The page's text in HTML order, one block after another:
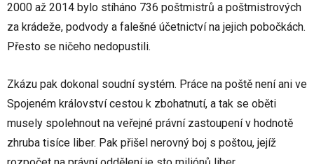
2000 až 2014 bylo stíháno 736 poštmistrů a poštmistrových
za krádeže, podvody a falešné účetnictví na jejich pobočkách.
Přesto se ničeho nedopustili.
Zkázu pak dokonal soudní systém. Práce na poště není ani ve
Spojeném království cestou k zbohatnutí, a tak se oběti
musely spolehnout na veřejné právní zastoupení v hodnotě
zhruba tisíce liber. Pak přišel nerovný boj s poštou, jejíž